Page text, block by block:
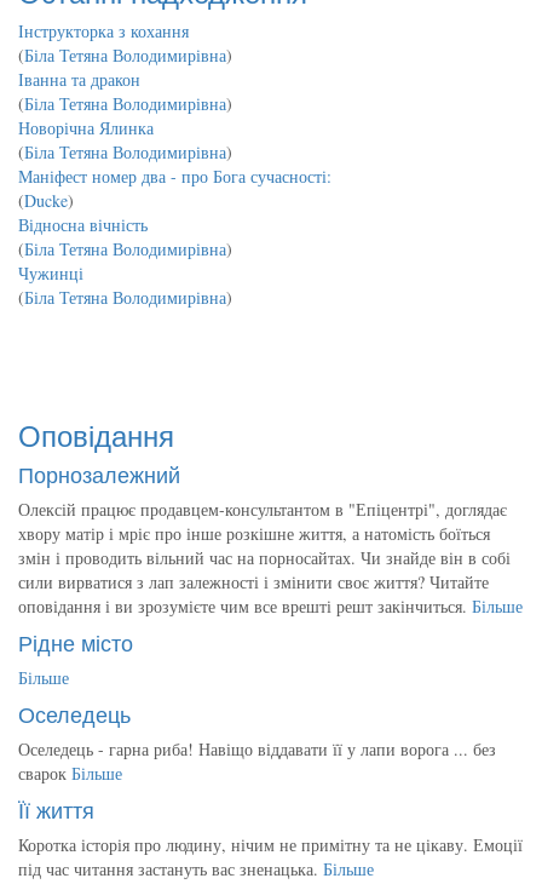
Інструкторка з кохання
(Біла Тетяна Володимирівна)
Іванна та дракон
(Біла Тетяна Володимирівна)
Новорічна Ялинка
(Біла Тетяна Володимирівна)
Маніфест номер два - про Бога сучасності:
(Ducke)
Відносна вічність
(Біла Тетяна Володимирівна)
Чужинці
(Біла Тетяна Володимирівна)
Оповідання
Порнозалежний
Олексій працює продавцем-консультантом в "Епіцентрі", доглядає
хвору матір і мріє про інше розкішне життя, а натомість боїться
змін і проводить вільний час на порносайтах. Чи знайде він в собі
сили вирватися з лап залежності і змінити своє життя? Читайте
оповідання і ви зрозумієте чим все врешті решт закінчиться. Більше
Рідне місто
Більше
Оселедець
Оселедець - гарна риба! Навіщо віддавати її у лапи ворога ... без
сварок Більше
Її життя
Коротка історія про людину, нічим не примітну та не цікаву. Емоції
під час читання застануть вас зненацька. Більше